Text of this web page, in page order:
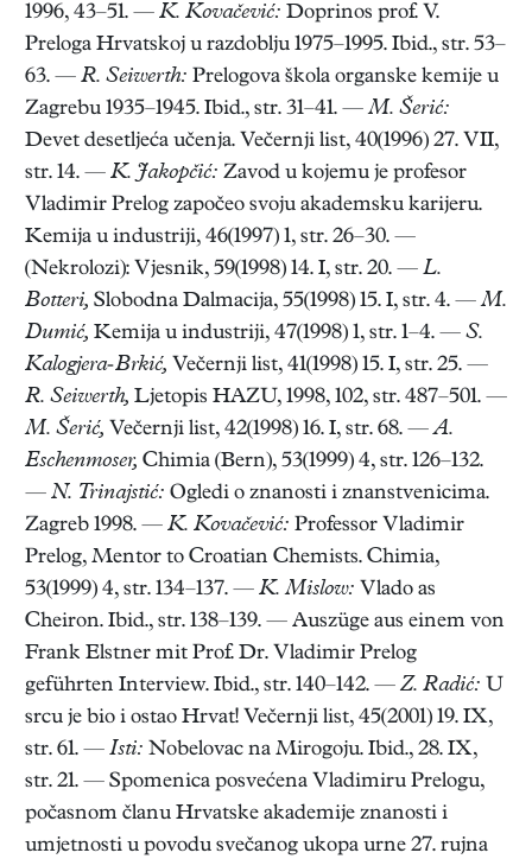
1996, 43–51. — K. Kovačević: Doprinos prof. V.
Preloga Hrvatskoj u razdoblju 1975–1995. Ibid., str. 53–
63. — R. Seiwerth: Prelogova škola organske kemije u
Zagrebu 1935–1945. Ibid., str. 31–41. —M. Šerić:
Devet desetljeća učenja. Večernji list, 40(1996) 27. VII,
str. 14. — K. Jakopčić: Zavod u kojemu je profesor
Vladimir Prelog započeo svoju akademsku karijeru.
Kemija u industriji, 46(1997) 1, str. 26–30. —
(Nekrolozi): Vjesnik, 59(1998) 14. I, str. 20. — L.
Botteri, Slobodna Dalmacija, 55(1998) 15. I, str. 4. —M.
Dumić, Kemija u industriji, 47(1998) 1, str. 1–4. — S.
Kalogjera-Brkić, Večernji list, 41(1998) 15. I, str. 25. —
R. Seiwerth, Ljetopis HAZU, 1998, 102, str. 487–501. —
M. Šerić, Večernji list, 42(1998) 16. I, str. 68. —A.
Eschenmoser, Chimia (Bern), 53(1999) 4, str. 126–132.
— N. Trinajstić: Ogledi o znanosti i znanstvenicima.
Zagreb 1998. — K. Kovačević: Professor Vladimir
Prelog, Mentor to Croatian Chemists. Chimia,
53(1999) 4, str. 134–137. — K. Mislow: Vlado as
Cheiron. Ibid., str. 138–139. — Auszüge aus einem von
Frank Elstner mit Prof. Dr. Vladimir Prelog
geführten Interview. Ibid., str. 140–142. — Z. Radić: U
srcu je bio i ostao Hrvat! Večernji list, 45(2001) 19. IX,
str. 61. — Isti: Nobelovac na Mirogoju. Ibid., 28. IX,
str. 21. — Spomenica posvećena Vladimiru Prelogu,
počasnom članu Hrvatske akademije znanosti i
umjetnosti u povodu svečanog ukopa urne 27. rujna